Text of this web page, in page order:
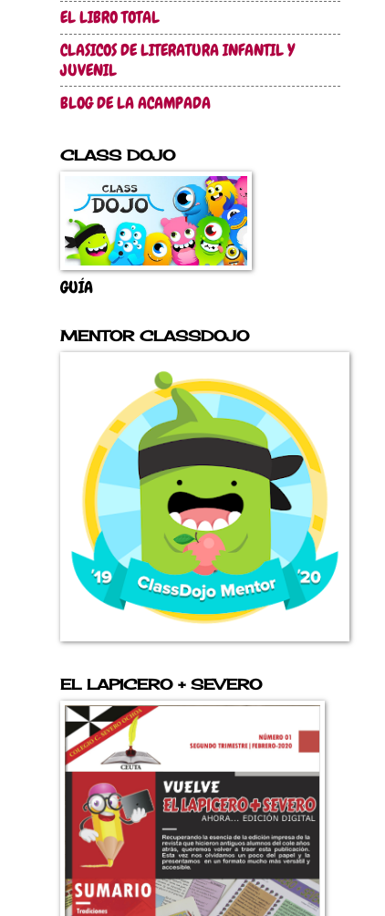
EL LIBRO TOTAL
CLASICOS DE LITERATURA INFANTIL Y
JUVENIL
BLOG DE LA ACAMPADA
CLASS DOJO
GUÍA
MENTOR CLASSDOJO
EL LAPICERO + SEVERO